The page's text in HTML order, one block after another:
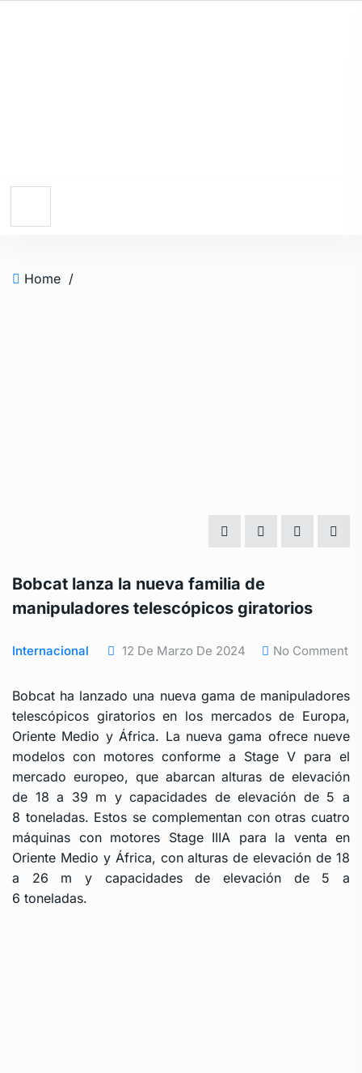
Home /
Bobcat lanza la nueva familia de
manipuladores telescópicos giratorios
Internacional 12 De Marzo De 2024 No Comment
Bobcat ha lanzado una nueva gama de manipuladores
telescópicos giratorios en los mercados de Europa,
Oriente Medio y África. La nueva gama ofrece nueve
modelos con motores conforme a Stage V para el
mercado europeo, que abarcan alturas de elevación
de 18 a 39 m y capacidades de elevación de 5 a
8 toneladas. Estos se complementan con otras cuatro
máquinas con motores Stage IIIA para la venta en
Oriente Medio y África, con alturas de elevación de 18
a 26 m y capacidades de elevación de 5 a
6 toneladas.